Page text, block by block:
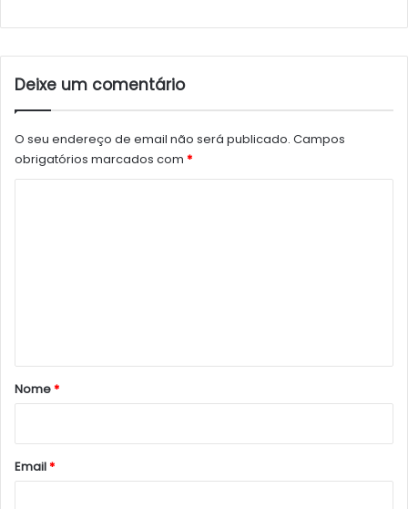
Deixe um comentário
O seu endereço de email não será publicado. Campos
obrigatórios marcados com *
r
*
Nome*
Email*